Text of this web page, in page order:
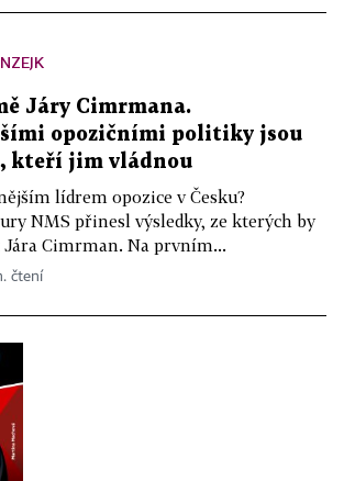
Járy Cimrmana.
opozičními politiky jsou
kteří jim vládnou
lídrem opozice v Česku?
NMS přinesl výsledky, ze kterých by
Cimrman. Na prvním...
čtení